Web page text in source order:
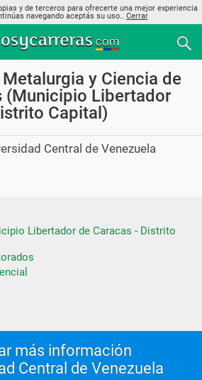
y de terceros para ofrecerte una mejor experiencia
navegando aceptás su uso.. Cerrar
y Ciencia de
(Municipio Libertador
Capital)
Central de Venezuela
Libertador de Caracas - Distrito
más información
Central de Venezuela